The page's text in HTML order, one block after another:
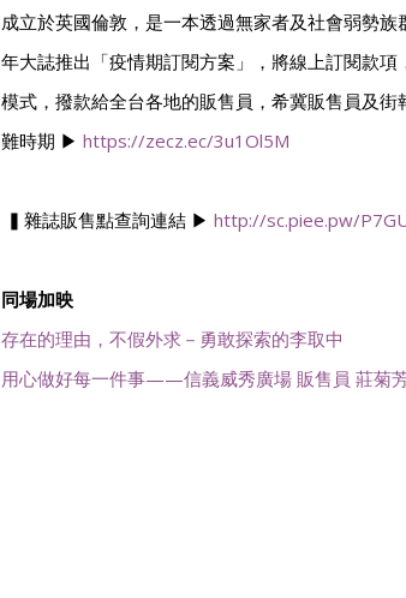
成立於英國倫敦，是一本透過無家者及社會弱勢
年大誌推出「疫情期訂閱方案」，將線上訂閱款
模式，撥款給全台各地的販售員，希冀販售員及
難時期 ▶ https://zecz.ec/3u1Ol5M
▍雜誌販售點查詢連結 ▶ http://sc.piee.pw/
同場加映
存在的理由，不假外求－勇敢探索的李取中
用心做好每一件事——信義威秀廣場 販售員 莊菊